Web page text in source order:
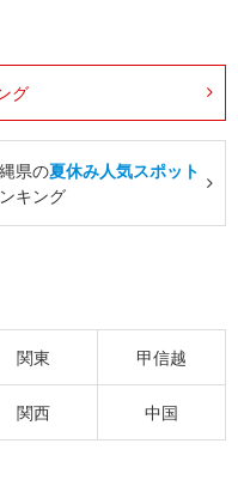
グ
県の夏休み人気スポット
キング
関東 甲信越
関西 中国